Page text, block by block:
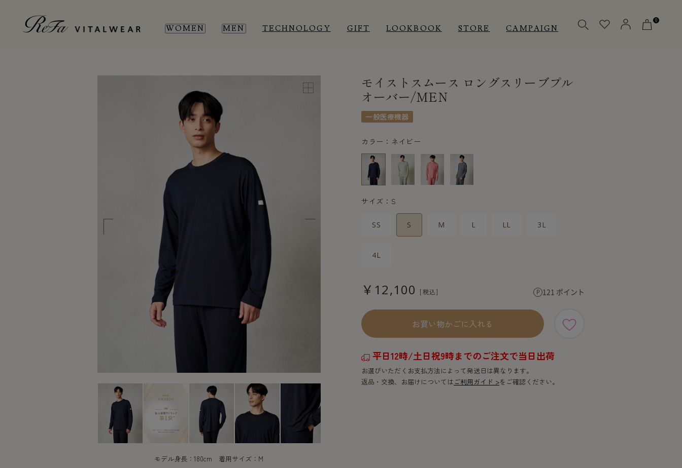
WOMEN MEN TECHNOLOGY GIFT LOOKBOOK STORE CAMPAIGN
0
WOMEN ROOM WEAR INNER OTHERS
ROOM WEAR OTHERS
モデル身長：180cm 着用サイズ：M
モイストスムース ロングスリーブプル
オーバー/MEN
一般医療機器
カラー：ネイビー
サイズ：S
SS S M L LL 3L
4L
￥12,100 121 ポイント
お買い物かごに入れる
平日12時/土日祝9時までのご注文で当日出荷
お選びいただくお支払方法によって発送日は異なります。
返品・交換、お届けについてはご利用ガイド >をご確認ください。